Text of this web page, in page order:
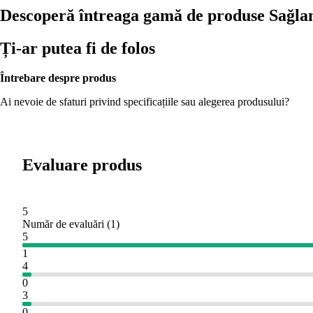
Descoperă întreaga gamă de produse
Ți-ar putea fi de folos
Întrebare despre produs
Ai nevoie de sfaturi privind specificațiile sau alegerea produsului?
Evaluare produs
5
Număr de evaluări (1)
5
1
4
0
3